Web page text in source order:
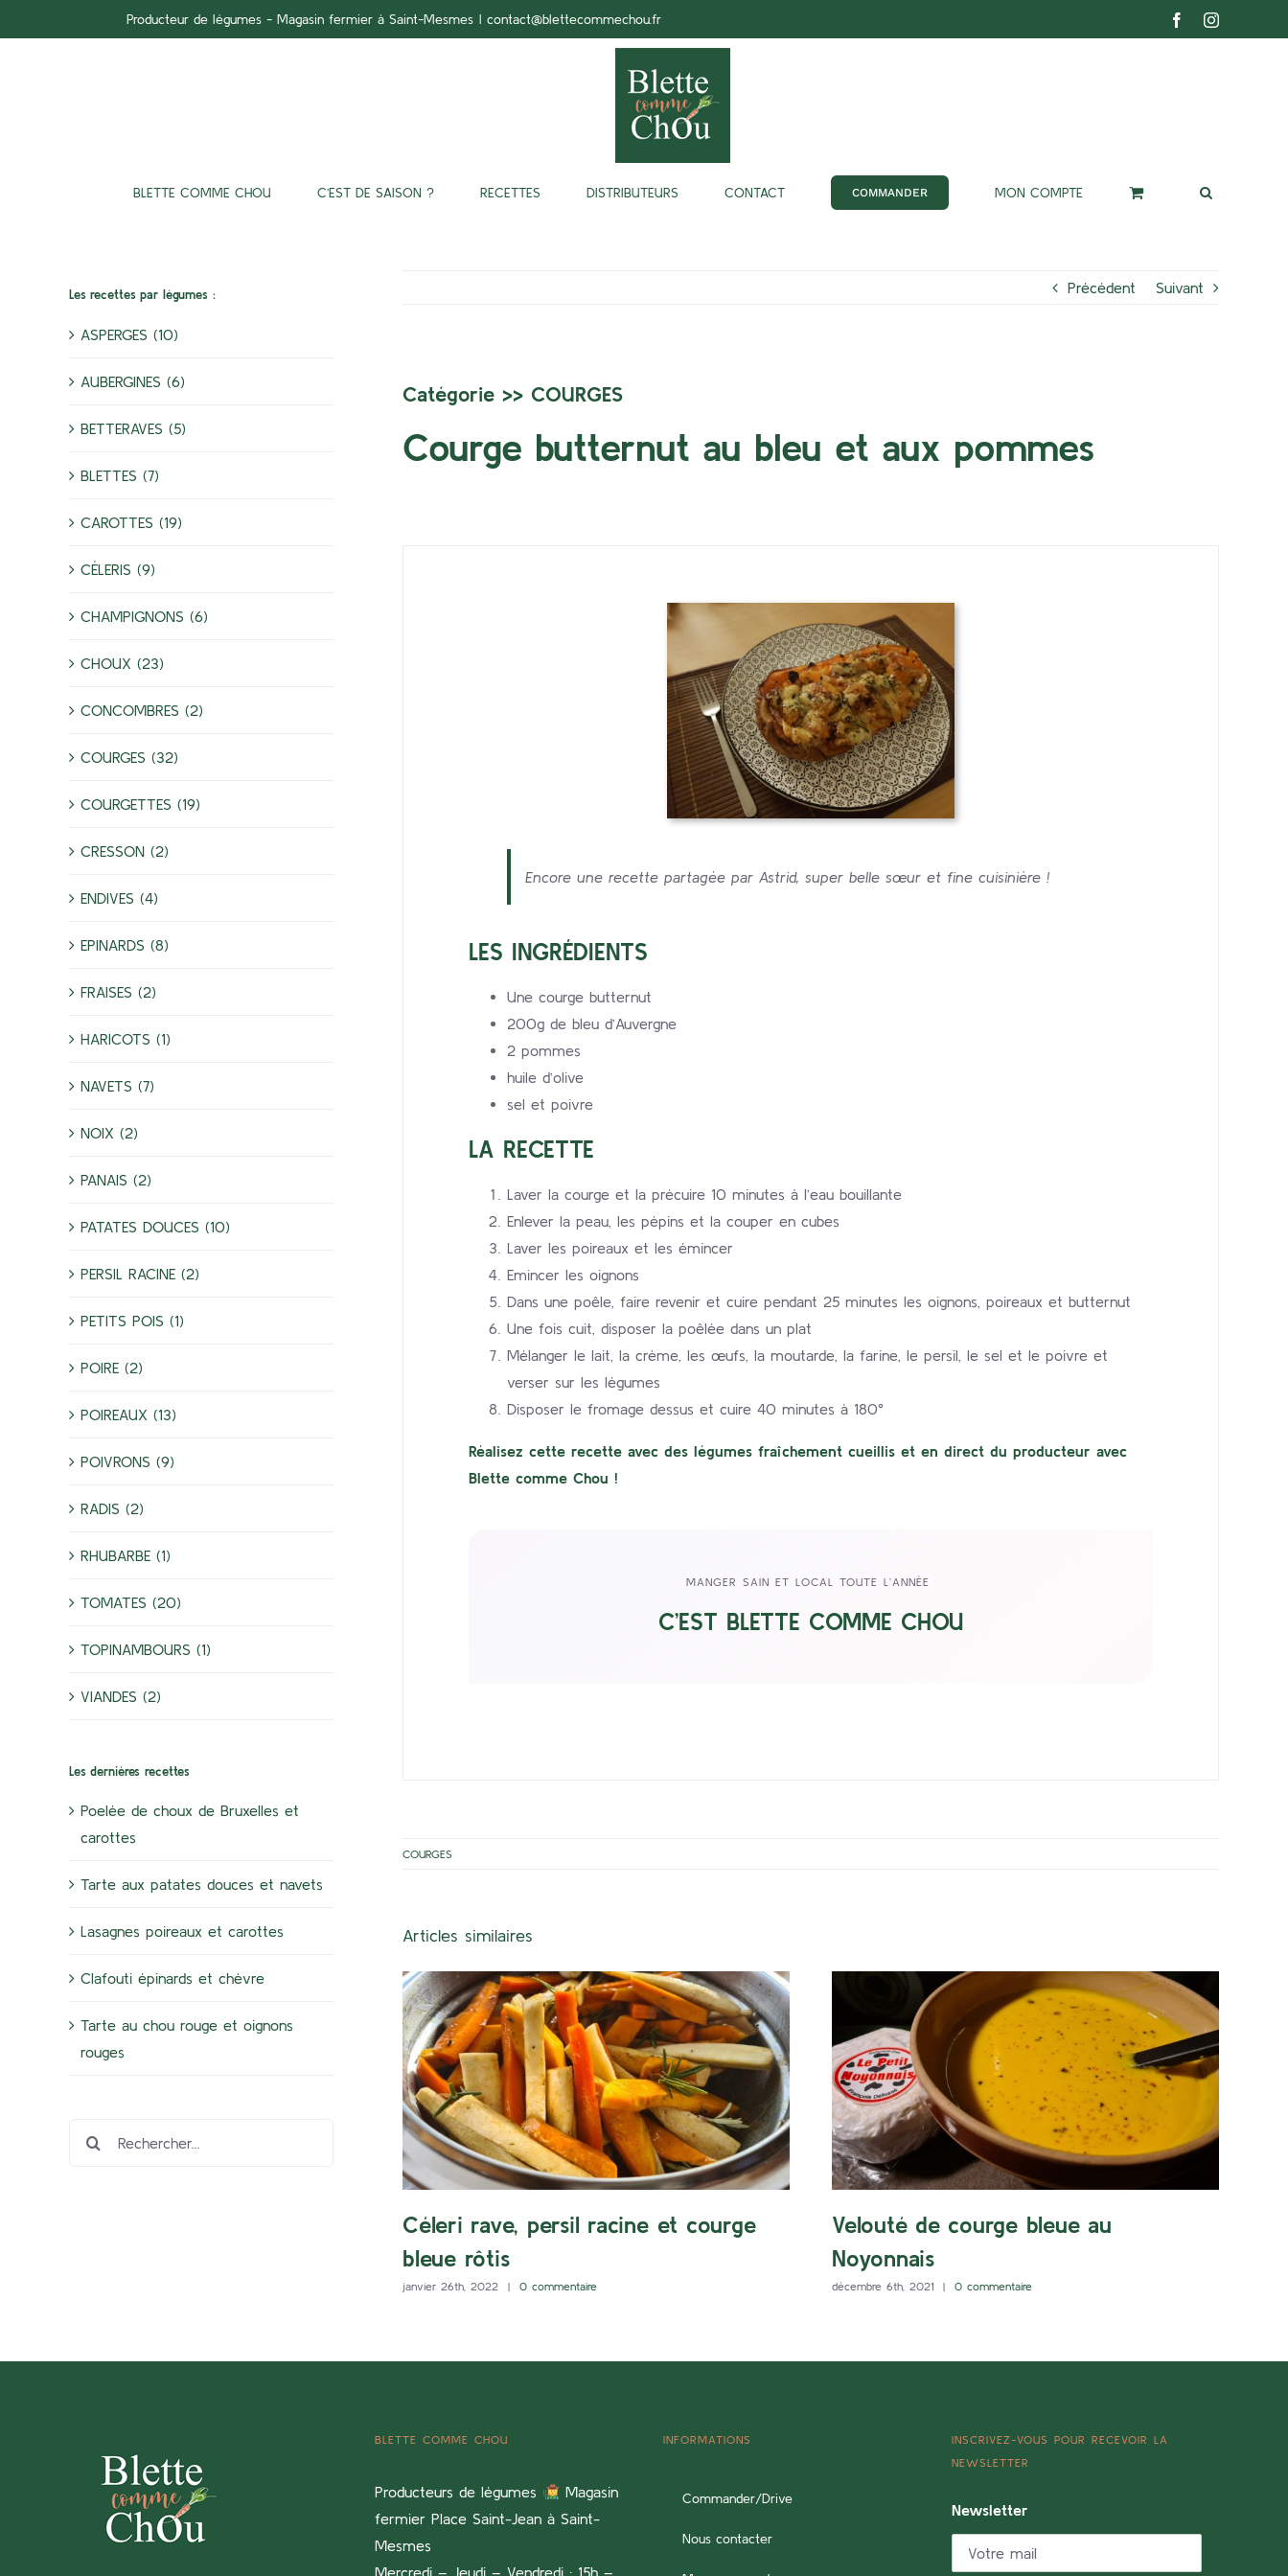
au
Producteur de légumes - Magasin fermier à Saint-Mesmes | contact@blettecommechou.fr FacebookInstagram
BLETTE COMME CHOU C’EST DE SAISON ? RECETTES DISTRIBUTEURS CONTACT COMMANDER MON COMPTE
Précédent Suivant
Catégorie >> COURGES
Courge butternut au bleu et aux pommes
Encore une recette partagée par Astrid, super belle sœur et fine cuisinière !
LES INGRÉDIENTS
Une courge butternut
200g de bleu d’Auvergne
2 pommes
huile d’olive
sel et poivre
LA RECETTE
Laver la courge et la précuire 10 minutes à l’eau bouillante
Enlever la peau, les pépins et la couper en cubes
Laver les poireaux et les émincer
Emincer les oignons
Dans une poêle, faire revenir et cuire pendant 25 minutes les oignons, poireaux et butternut
Une fois cuit, disposer la poêlée dans un plat
Mélanger le lait, la crème, les œufs, la moutarde, la farine, le persil, le sel et le poivre et
verser sur les légumes
Disposer le fromage dessus et cuire 40 minutes à 180°
Réalisez cette recette avec des légumes fraîchement cueillis et en direct du producteur avec
Blette comme Chou !
MANGER SAIN ET LOCAL TOUTE L’ANNÉE
C’EST BLETTE COMME CHOU
COURGES
Articles similaires
Céleri rave, persil racine et courge
bleue rôtis
janvier 26th, 2022 | 0 commentaire
Velouté de courge bleue au
Noyonnais
décembre 6th, 2021 | 0 commentaire
Les recettes par légumes :
ASPERGES (10)
AUBERGINES (6)
BETTERAVES (5)
BLETTES (7)
CAROTTES (19)
CÉLERIS (9)
CHAMPIGNONS (6)
CHOUX (23)
CONCOMBRES (2)
COURGES (32)
COURGETTES (19)
CRESSON (2)
ENDIVES (4)
EPINARDS (8)
FRAISES (2)
HARICOTS (1)
NAVETS (7)
NOIX (2)
PANAIS (2)
PATATES DOUCES (10)
PERSIL RACINE (2)
PETITS POIS (1)
POIRE (2)
POIREAUX (13)
POIVRONS (9)
RADIS (2)
RHUBARBE (1)
TOMATES (20)
TOPINAMBOURS (1)
VIANDES (2)
Les dernières recettes
Poelée de choux de Bruxelles et
carottes
Tarte aux patates douces et navets
Lasagnes poireaux et carottes
Clafouti épinards et chèvre
Tarte au chou rouge et oignons
rouges
BLETTE COMME CHOU
Producteurs de légumes
Magasin
fermier Place Saint-Jean à Saint-
Mesmes
Mercredi – Jeudi – Vendredi : 15h –
INFORMATIONS
Commander/Drive
Nous contacter
INSCRIVEZ-VOUS POUR RECEVOIR LA
NEWSLETTER
Newsletter